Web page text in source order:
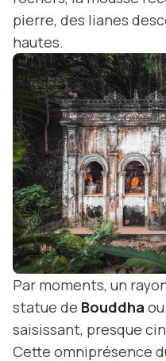
pierre, des lianes
hautes.
Par moments, un
statue de Bouddha
saisissant, presque
Cette omniprésence